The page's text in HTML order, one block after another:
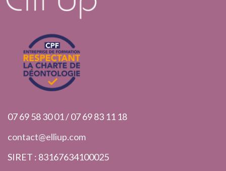
07 69 58 30 01 / 07 69 83 11 18
contact@elliup.com
SIRET : 83167634100025